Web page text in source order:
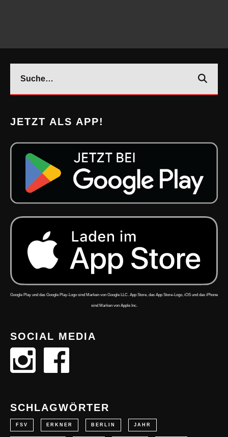
JETZT ALS APP!
Google Play und das Google Play-Logo sind Marken von Google LLC. App Store, das App Store-Logo, iOS und das iPhone
sind Marken von Apple Inc.
SOCIAL MEDIA
SCHLAGWÖRTER
FSV ERKNER BERLIN JAHR